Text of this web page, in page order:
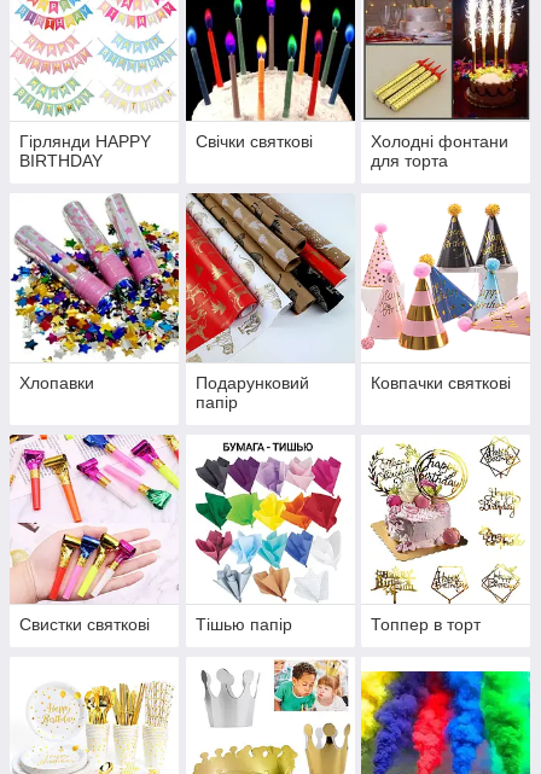
Гірлянди HAPPY
BIRTHDAY
Свічки святкові
Холодні фонтани
для торта
Хлопавки
Подарунковий
папір
Ковпачки святкові
Свистки святкові Тішью папір Топпер в торт